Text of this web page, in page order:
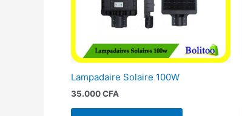
Lampadaire Solaire 100W
35.000CFA